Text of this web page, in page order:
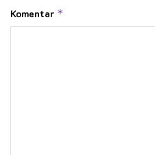
Komentar *